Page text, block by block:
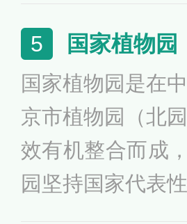
5 国家植物园
国家植物园是在
京市植物园（北
效有机整合而成
园坚持国家代表